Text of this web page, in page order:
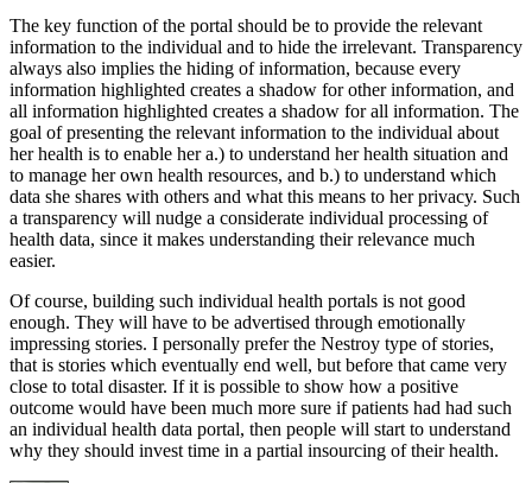
The key function of the portal should be to provide the relevant
information to the individual and to hide the irrelevant. Transparency
always also implies the hiding of information, because every
information highlighted creates a shadow for other information, and
all information highlighted creates a shadow for all information. The
goal of presenting the relevant information to the individual about
her health is to enable her a.) to understand her health situation and
to manage her own health resources, and b.) to understand which
data she shares with others and what this means to her privacy. Such
a transparency will nudge a considerate individual processing of
health data, since it makes understanding their relevance much
easier.
Of course, building such individual health portals is not good
enough. They will have to be advertised through emotionally
impressing stories. I personally prefer the Nestroy type of stories,
that is stories which eventually end well, but before that came very
close to total disaster. If it is possible to show how a positive
outcome would have been much more sure if patients had had such
an individual health data portal, then people will start to understand
why they should invest time in a partial insourcing of their health.